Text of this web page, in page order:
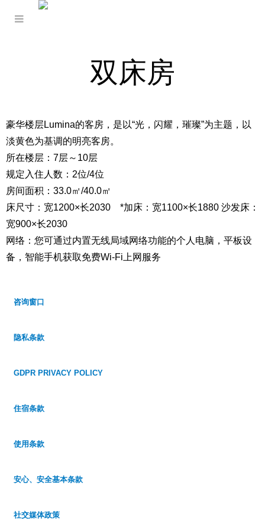
双床房
豪华楼层Lumina的客房，是以“光，闪耀，璀璨”为主题，以
淡黄色为基调的明亮客房。
所在楼层：7层～10层
规定入住人数：2位/4位
房间面积：33.0㎡/40.0㎡
床尺寸：宽1200×长2030 *加床：宽1100×长1880 沙发床：
宽900×长2030
网络：您可通过内置无线局域网络功能的个人电脑，平板设
备，智能手机获取免费Wi-Fi上网服务
咨询窗口
隐私条款
GDPR PRIVACY POLICY
住宿条款
使用条款
安心、安全基本条款
社交媒体政策